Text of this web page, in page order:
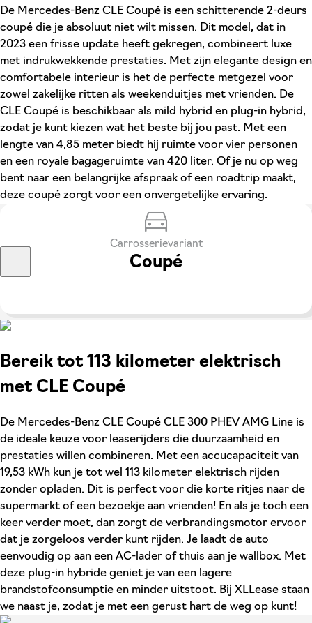
De Mercedes-Benz CLE Coupé is een schitterende 2-deurs
coupé die je absoluut niet wilt missen. Dit model, dat in
2023 een frisse update heeft gekregen, combineert luxe
met indrukwekkende prestaties. Met zijn elegante design en
comfortabele interieur is het de perfecte metgezel voor
zowel zakelijke ritten als weekenduitjes met vrienden. De
CLE Coupé is beschikbaar als mild hybrid en plug-in hybrid,
zodat je kunt kiezen wat het beste bij jou past. Met een
lengte van 4,85 meter biedt hij ruimte voor vier personen
en een royale bagageruimte van 420 liter. Of je nu op weg
bent naar een belangrijke afspraak of een roadtrip maakt,
deze coupé zorgt voor een onvergetelijke ervaring.
Carrosserievariant
Coupé
Bereik tot 113 kilometer elektrisch
met CLE Coupé
De Mercedes-Benz CLE Coupé CLE 300 PHEV AMG Line is
de ideale keuze voor leaserijders die duurzaamheid en
prestaties willen combineren. Met een accucapaciteit van
19,53 kWh kun je tot wel 113 kilometer elektrisch rijden
zonder opladen. Dit is perfect voor die korte ritjes naar de
supermarkt of een bezoekje aan vrienden! En als je toch een
keer verder moet, dan zorgt de verbrandingsmotor ervoor
dat je zorgeloos verder kunt rijden. Je laadt de auto
eenvoudig op aan een AC-lader of thuis aan je wallbox. Met
deze plug-in hybride geniet je van een lagere
brandstofconsumptie en minder uitstoot. Bij XLLease staan
we naast je, zodat je met een gerust hart de weg op kunt!